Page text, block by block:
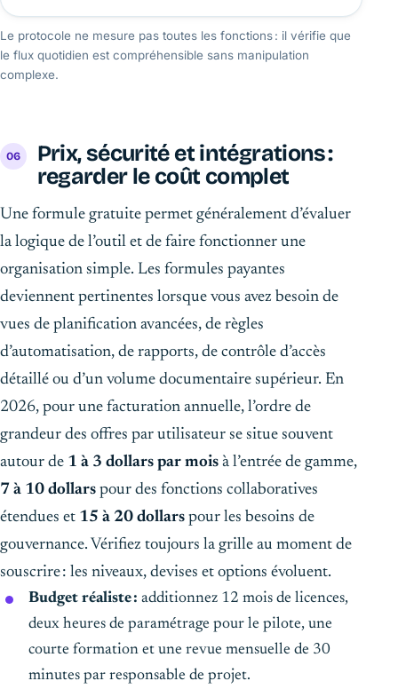
Le protocole ne mesure pas toutes les fonctions : il vérifie que
le flux quotidien est compréhensible sans manipulation
complexe.
Prix, sécurité et intégrations :
regarder le coût complet
Une formule gratuite permet généralement d’évaluer
la logique de l’outil et de faire fonctionner une
organisation simple. Les formules payantes
deviennent pertinentes lorsque vous avez besoin de
vues de planification avancées, de règles
d’automatisation, de rapports, de contrôle d’accès
détaillé ou d’un volume documentaire supérieur. En
2026, pour une facturation annuelle, l’ordre de
grandeur des offres par utilisateur se situe souvent
autour de 1 à 3 dollars par mois à l’entrée de gamme,
7 à 10 dollars pour des fonctions collaboratives
étendues et 15 à 20 dollars pour les besoins de
gouvernance. Vérifiez toujours la grille au moment de
souscrire : les niveaux, devises et options évoluent.
Budget réaliste : additionnez 12 mois de licences,
deux heures de paramétrage pour le pilote, une
courte formation et une revue mensuelle de 30
minutes par responsable de projet.